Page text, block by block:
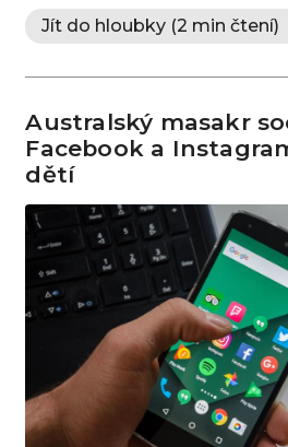
Jít do hloubky (2 min čtení)
Australský masakr
Facebook a
dětí